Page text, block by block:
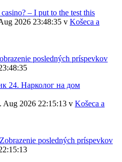
– I put to the test this
2026 23:48:35 v Košeca a
24. Нарколог на дом
Aug 2026 22:15:13 v Košeca a